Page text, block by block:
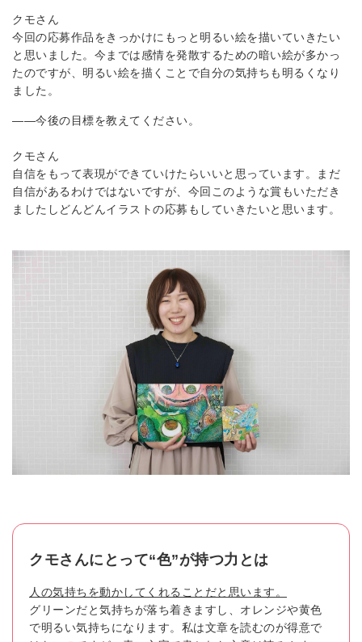
クモさん
今回の応募作品をきっかけにもっと明るい絵を描いていきたい
と思いました。今までは感情を発散するための暗い絵が多かっ
たのですが、明るい絵を描くことで自分の気持ちも明るくなり
ました。
――今後の目標を教えてください。
クモさん
自信をもって表現ができていけたらいいと思っています。まだ
自信があるわけではないですが、今回このような賞もいただき
ましたしどんどんイラストの応募もしていきたいと思います。
クモさんにとって“色”が持つ力とは
人の気持ちを動かしてくれることだと思います。
グリーンだと気持ちが落ち着きますし、オレンジや黄色
で明るい気持ちになります。私は文章を読むのが得意で